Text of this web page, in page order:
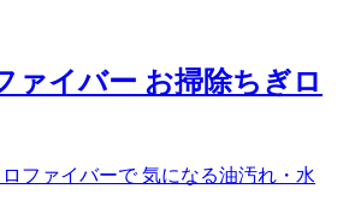
ァイバー お掃除ちぎロ
ファイバーで 気になる油汚れ・水